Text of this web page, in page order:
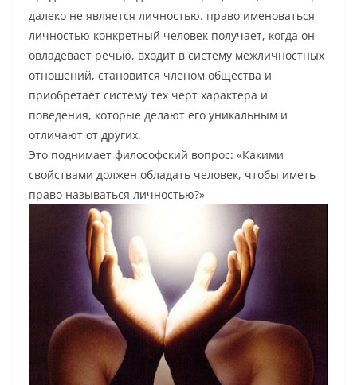
далеко не является личностью. право именоваться
личностью конкретный человек получает, когда он
овладевает речью, входит в систему межличностных
отношений, становится членом общества и
приобретает систему тех черт характера и
поведения, которые делают его уникальным и
отличают от других.
Это поднимает философский вопрос: «Какими
свойствами должен обладать человек, чтобы иметь
право называться личностью?»